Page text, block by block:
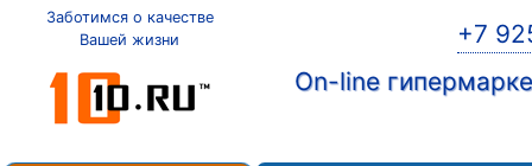
Заботимся о качестве
Вашей жизни
+7
On-line